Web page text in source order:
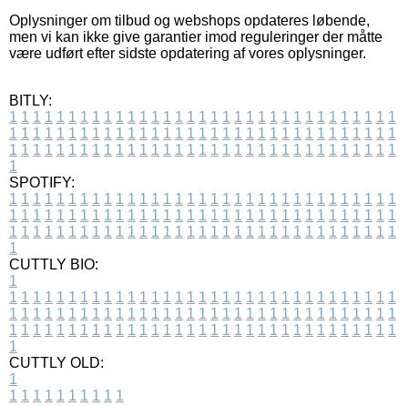
Oplysninger om tilbud og webshops opdateres løbende,
men vi kan ikke give garantier imod reguleringer der måtte
være udført efter sidste opdatering af vores oplysninger.
BITLY:
1 1 1 1 1 1 1 1 1 1 1 1 1 1 1 1 1 1 1 1 1 1 1 1 1 1 1 1 1 1 1 1 1
1 1 1 1 1 1 1 1 1 1 1 1 1 1 1 1 1 1 1 1 1 1 1 1 1 1 1 1 1 1 1 1 1
1 1 1 1 1 1 1 1 1 1 1 1 1 1 1 1 1 1 1 1 1 1 1 1 1 1 1 1 1 1 1 1 1
1
SPOTIFY:
1 1 1 1 1 1 1 1 1 1 1 1 1 1 1 1 1 1 1 1 1 1 1 1 1 1 1 1 1 1 1 1 1
1 1 1 1 1 1 1 1 1 1 1 1 1 1 1 1 1 1 1 1 1 1 1 1 1 1 1 1 1 1 1 1 1
1 1 1 1 1 1 1 1 1 1 1 1 1 1 1 1 1 1 1 1 1 1 1 1 1 1 1 1 1 1 1 1 1
1
CUTTLY BIO:
1
1 1 1 1 1 1 1 1 1 1 1 1 1 1 1 1 1 1 1 1 1 1 1 1 1 1 1 1 1 1 1 1 1
1 1 1 1 1 1 1 1 1 1 1 1 1 1 1 1 1 1 1 1 1 1 1 1 1 1 1 1 1 1 1 1 1
1 1 1 1 1 1 1 1 1 1 1 1 1 1 1 1 1 1 1 1 1 1 1 1 1 1 1 1 1 1 1 1 1
1
CUTTLY OLD:
1
1 1 1 1 1 1 1 1 1 1